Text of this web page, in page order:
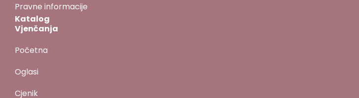
Pravne informacije
Katalog
Vjenčanja
Početna
Oglasi
Cjenik